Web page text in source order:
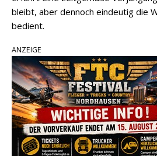
bleibt, aber dennoch eindeutig die
bedient.
ANZEIGE